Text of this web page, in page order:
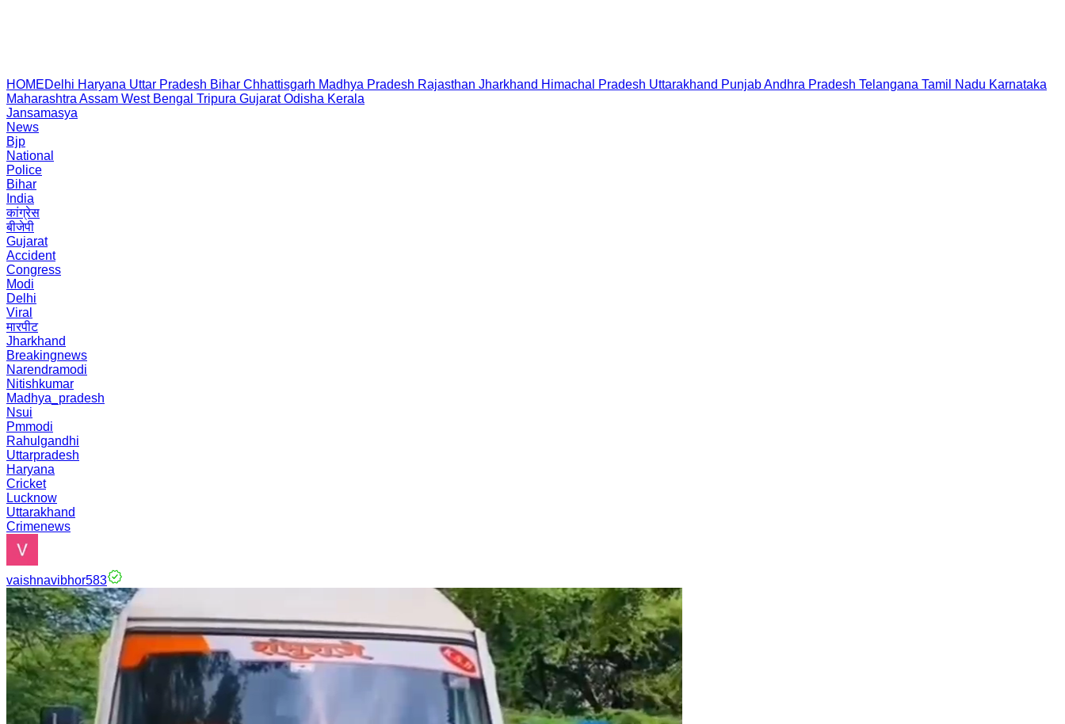
HOMEDelhi Haryana Uttar Pradesh Bihar Chhattisgarh Madhya Pradesh Rajasthan Jharkhand Himachal Pradesh Uttarakhand PunjabAndhra Pradesh Telangana Tamil Nadu Karnataka
Maharashtra Assam West Bengal Tripura Gujarat Odisha Kerala
Jansamasya
News
Bjp
National
Police
Bihar
India
कांग्रेस
बीजेपी
Gujarat
Accident
Congress
Modi
Delhi
Viral
मारपीट
Jharkhand
Breakingnews
Narendramodi
Nitishkumar
Madhya_pradesh
Nsui
Pmmodi
Rahulgandhi
Uttarpradesh
Haryana
Cricket
Lucknow
Uttarakhand
Crimenews
vaishnavibhor583